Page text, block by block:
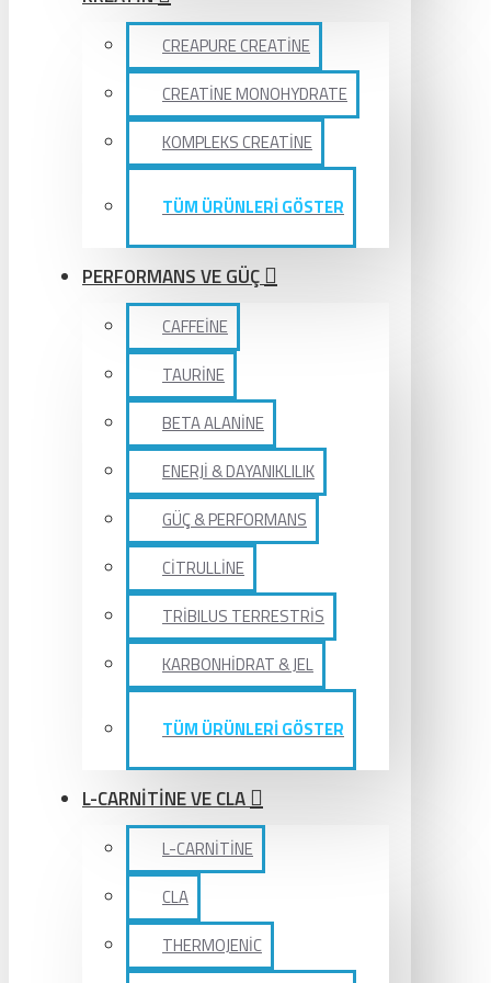
CREAPURE CREATİNE
CREATİNE MONOHYDRATE
KOMPLEKS CREATİNE
TÜM ÜRÜNLERİ GÖSTER
PERFORMANS VE GÜÇ
CAFFEİNE
TAURİNE
BETA ALANİNE
ENERJİ & DAYANIKLILIK
GÜÇ & PERFORMANS
CİTRULLİNE
TRİBILUS TERRESTRİS
KARBONHİDRAT & JEL
TÜM ÜRÜNLERİ GÖSTER
L-CARNİTİNE VE CLA
L-CARNİTİNE
CLA
THERMOJENİC